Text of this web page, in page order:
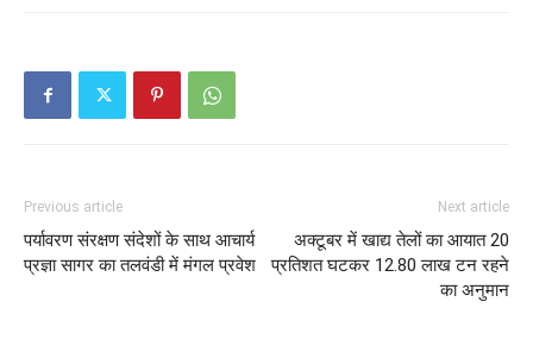
Previous article
पर्यावरण संरक्षण संदेशों के साथ आचार्य
प्रज्ञा सागर का तलवंडी में मंगल प्रवेश
Next article
अक्टूबर में खाद्य तेलों का आयात 20
प्रतिशत घटकर 12.80 लाख टन रहने
का अनुमान